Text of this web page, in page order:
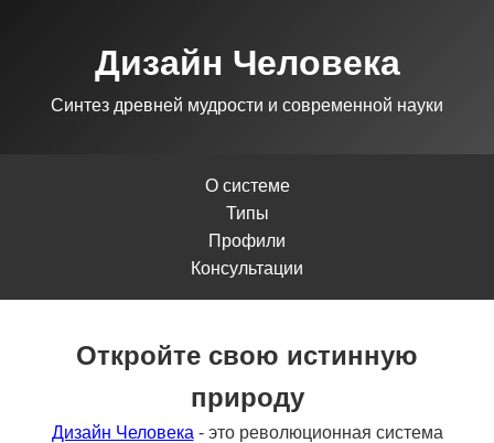
Дизайн Человека
Синтез древней мудрости и современной науки
О системе
Типы
Профили
Консультации
Откройте свою истинную
природу
Дизайн Человека - это революционная система